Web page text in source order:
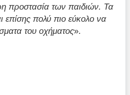
προστασία των παιδιών. Τα
επίσης πολύ πιο εύκολο να
του οχήματος».